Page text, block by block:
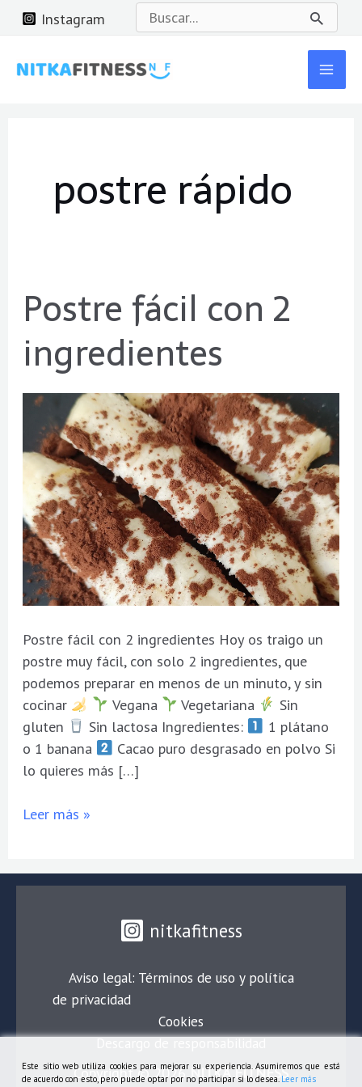
Instagram
Buscar
por:
postre rápido
Postre fácil con 2
ingredientes
Postre fácil con 2 ingredientes Hoy os traigo un
postre muy fácil, con solo 2 ingredientes, que
podemos preparar en menos de un minuto, y sin
cocinar
Vegana Vegetariana
Sin
gluten
Sin lactosa Ingredientes:
1 plátano
o 1 banana
Cacao puro desgrasado en polvo Si
lo quieres más […]
Postre
fácil
con
2
Leer más »
nitkafitness
Aviso legal: Términos de uso y política
de privacidad
Cookies
Descargo de responsabilidad
Copyright © 2026NITKA FITNESS
Este sitio web utiliza cookies para mejorar su experiencia. Asumiremos que está
de acuerdo con esto, pero puede optar por no participar si lo desea. Leer más